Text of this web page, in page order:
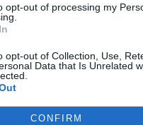
opt-out of processing my
opt-out of Collection, Use,
Data that Is Unrelated
CONFIRM